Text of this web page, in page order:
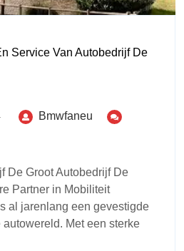
Service Van Autobedrijf De
Bmwfaneu
De Groot Autobedrijf De
Partner in Mobiliteit
al jarenlang een gevestigde
Met een sterke